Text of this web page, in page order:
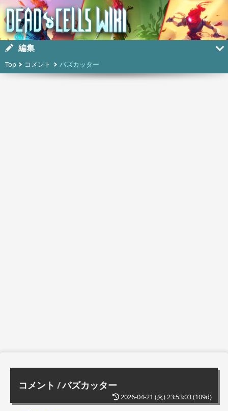
編集
Top コメント バズカッター
コメント /バズカッター
2026-04-21 (火) 23:53:03(109d)